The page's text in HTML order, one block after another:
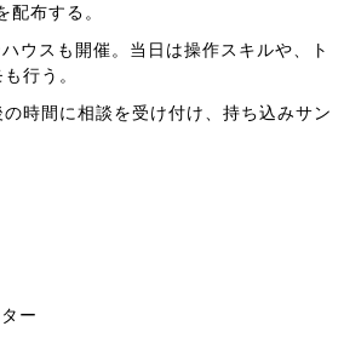
布する。
ウスも開催。当日は操作スキルや、ト
行う。
時間に相談を受け付け、持ち込みサン
ー